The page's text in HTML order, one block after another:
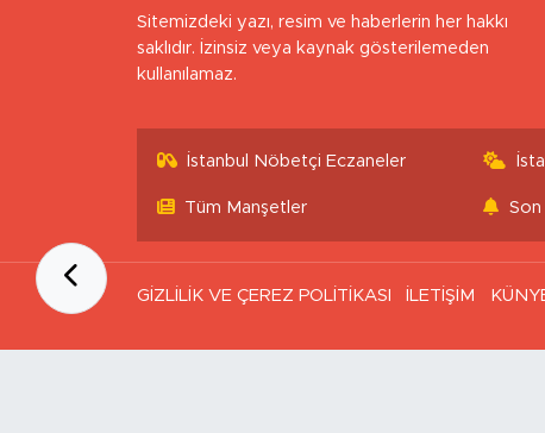
Sitemizdeki yazı, resim ve haberlerin her hakkı
saklıdır. İzinsiz veya kaynak gösterilemeden
kullanılamaz.
İstanbul Nöbetçi Eczaneler
Tüm Manşetler Son
GİZLİLİK VE ÇEREZ POLİTİKASI İLETİŞİM